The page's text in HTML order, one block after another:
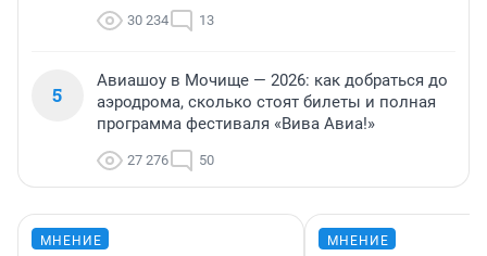
30 234 13
5
Авиашоу в Мочище — 2026: как добраться до
аэродрома, сколько стоят билеты и полная
программа фестиваля «Вива Авиа!»
27 276 50
МНЕНИЕ МНЕНИЕ